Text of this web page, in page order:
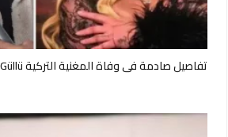
تفاصيل صادمة في وفاة المغنية التركية Güllü.. ابنتها قتلتها عمداً